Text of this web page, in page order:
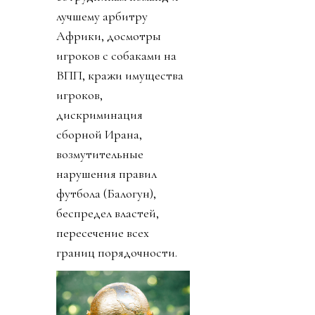
лучшему арбитру
Африки, досмотры
игроков с собаками на
ВПП, кражи имущества
игроков,
дискриминация
сборной Ирана,
возмутительные
нарушения правил
футбола (Балогун),
беспредел властей,
пересечение всех
границ порядочности.